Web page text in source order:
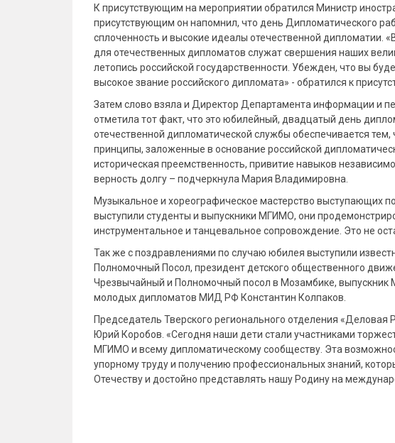
К присутствующим на мероприятии обратился Министр
присутствующим он напомнил, что день Дипломатического
сплоченность и высокие идеалы отечественной
для отечественных дипломатов служат свершения наших
летопись российской государственности. Убежден, что вы
высокое звание российского дипломата» - обратился к
Затем слово взяла и Директор Департамента информации и
отметила тот факт, что это юбилейный, двадцатый день
отечественной дипломатической службы обеспечивается
принципы, заложенные в основание российской
историческая преемственность, привитие навыков
верность долгу – подчеркнула Мария Владимировна.
Музыкальное и хореографическое мастерство выступающих
выступили студенты и выпускники МГИМО, они
инструментальное и танцевальное сопровождение. Это не
Так же с поздравлениями по случаю юбилея выступили
Полномочный Посол, президент детского общественного
Чрезвычайный и Полномочный посол в Мозамбике,
молодых дипломатов МИД РФ Константин Колпаков.
Председатель Тверского регионального отделения «Деловая
Юрий Коробов. «Сегодня наши дети стали участниками
МГИМО и всему дипломатическому сообществу. Эта
упорному труду и получению профессиональных знаний,
Отечеству и достойно представлять нашу Родину на